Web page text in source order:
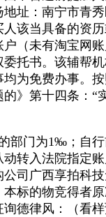
址：南宁市青
该当具备的资
户（未有淘宝网
托书。该辅帮
为免费办事。
》第十四条：“
门为1‰；自行
转入法院指定
公司广西享拍科
标的物竞得者
德律风：（看